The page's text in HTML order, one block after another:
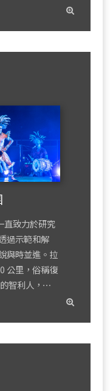
直致力於研究
過示範和解
與時並進。拉
公里，俗稱復
智利人，⋯